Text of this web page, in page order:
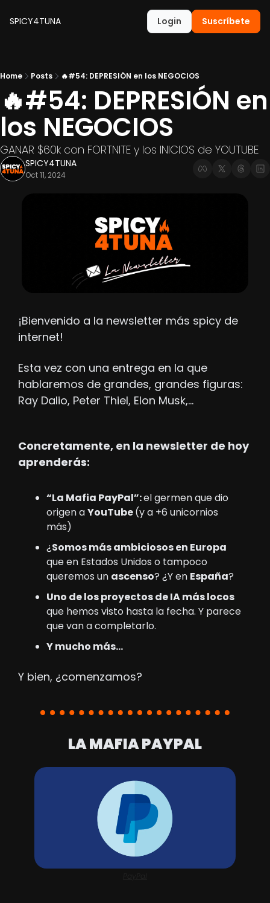
SPICY4TUNA Login Suscríbete
Home Posts 🔥#54: DEPRESIÓN en los NEGOCIOS
🔥#54: DEPRESIÓN en
los NEGOCIOS
GANAR $60k con FORTNITE y los INICIOS de YOUTUBE
SPICY4TUNA
Oct 11, 2024
¡Bienvenido a la newsletter más spicy de
internet!
Esta vez con una entrega en la que
hablaremos de grandes, grandes figuras:
Ray Dalio, Peter Thiel, Elon Musk,…
Concretamente, en la newsletter de hoy
aprenderás:
“La Mafia PayPal”: el germen que dio
origen a YouTube (y a +6 unicornios
más)
¿Somos más ambiciosos en Europa
que en Estados Unidos o tampoco
queremos un ascenso? ¿Y en España?
Uno de los proyectos de IA más locos
que hemos visto hasta la fecha. Y parece
que van a completarlo.
Y mucho más…
Y bien, ¿comenzamos?
LA MAFIA PAYPAL